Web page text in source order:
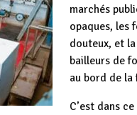
marchés
opaques, les
douteux, et
bailleurs de
au bord de
C’est dans